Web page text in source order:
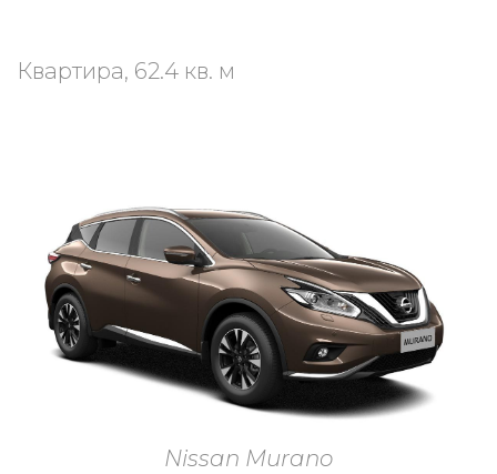
Квартира, 62.4 кв. м
Nissan Murano